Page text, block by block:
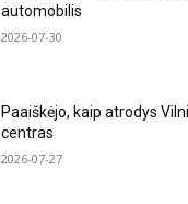
automobilis
2026-07-30
Paaiškėjo, kaip atrodys
centras
2026-07-27